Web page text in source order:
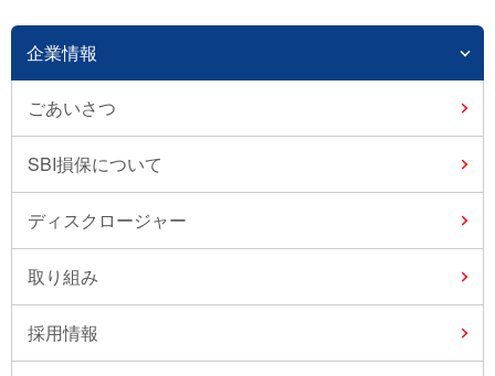
企業情報
ごあいさつ
SBI損保について
ディスクロージャー
取り組み
採用情報